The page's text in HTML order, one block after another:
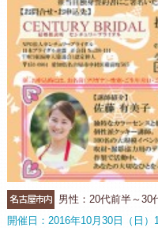
名古屋市内
男性：20代前半～
開催日：2016年10月30日（日）